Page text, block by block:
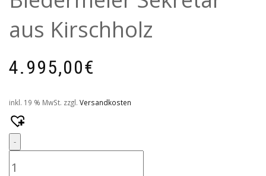
aus Kirschholz
4.995,00€
inkl. 19 % MwSt. zzgl. Versandkosten
-